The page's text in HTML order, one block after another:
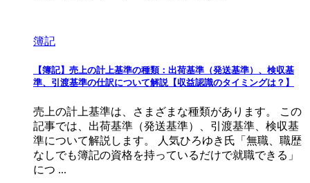
簿記
【簿記】売上の計上基準の種類：出荷基準（発送基準）、検収基
準、引渡基準の仕訳について解説【収益認識のタイミングは？】
売上の計上基準は、さまざまな種類があります。 この
記事では、出荷基準（発送基準）、引渡基準、検収基
準について解説します。 人気ひろゆき氏「無職、職歴
なしでも簿記の資格を持っているだけで就職できる」
につ ...